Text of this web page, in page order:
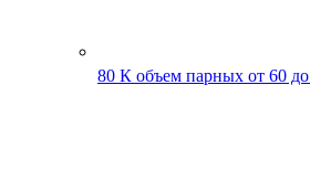
80 К объем парных от 60